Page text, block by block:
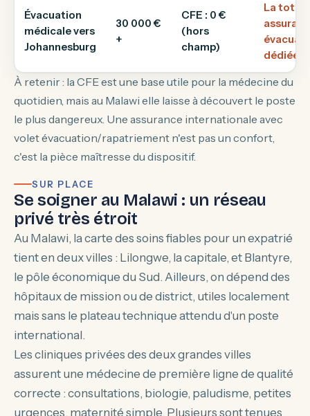
Évacuation
médicale vers
Johannesburg
30 000 €
+
CFE : 0 €
(hors
champ)
La
dédiée
À retenir : la CFE est une base utile pour la médecine du
quotidien, mais au Malawi elle laisse à découvert le poste
le plus dangereux. Une assurance internationale avec
volet évacuation/rapatriement n'est pas un confort,
c'est la pièce maîtresse du dispositif.
SUR PLACE
Se soigner au Malawi : un réseau
privé très étroit
Au Malawi, la carte des soins fiables pour un expatrié
tient en deux villes : Lilongwe, la capitale, et Blantyre,
le pôle économique du Sud. Ailleurs, on dépend des
hôpitaux de mission ou de district, utiles localement
mais sans le plateau technique attendu d'un poste
international.
Les cliniques privées des deux grandes villes
assurent une médecine de première ligne de qualité
correcte : consultations, biologie, paludisme, petites
urgences, maternité simple. Plusieurs sont tenues